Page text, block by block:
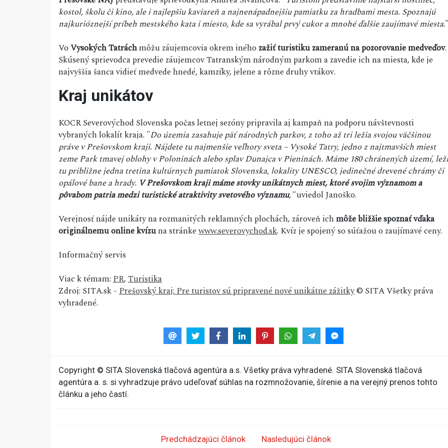
kostol, školu či kino, ale i najlepšiu kaviareň a najnenápadnejšiu pamiatku za hradbami mesta. Spoznajú
najkurióznejší príbeh mestského kata i miesto, kde sa vyrábal prvý cukor a mnohé ďalšie zaujímavé miesta."
VoVysokých Tatráchmôžu záujemcovia okrem iného zažiť turistiku zameranú na pozorovanie medveďov.
Skúsený sprievodca prevedie záujemcov Tatranským národným parkom a zavedie ich na miesta, kde je
najvyššia šanca vidieť medvede hnedé, kamzíky, jelene a rôzne druhy vtákov.
Kraj unikátov
KOCR Severovýchod Slovenska počas letnej sezóny pripravila aj kampaň na podporu návštevnosti
vybraných lokalít kraja. "Do územia zasahuje päť národných parkov, z toho až tri ležia svojou väčšinou
práve v Prešovskom kraji. Nájdete tu najmenšie veľhory sveta – Vysoké Tatry, jedno z najtmavších miest
zeme Park tmavej oblohy v Poloninách alebo splav Dunajca v Pieninách. Máme 180 chránených území, leží
tu približne jedna tretina kultúrnych pamiatok Slovenska, lokality UNESCO, jedinečné drevené chrámy či
opálové bane a hrady. V Prešovskom kraji máme stovky unikátnych miest, ktoré svojim významom a
pôvabom patria medzi turistické atraktivity svetového významu,"uviedol Janoško.
Verejnosť nájde unikáty na rozmanitých reklamných plochách, zároveň ichmôže bližšie spoznať vďaka
originálnemu online kvízuna stránkewww.severovychod.sk. Kvíz je spojený so súťažou o zaujímavé ceny.
Informačný servis
Viac k témam:PR,Turistika
Zdroj: SITA.sk -Prešovský kraj: Pre turistov sú pripravené nové unikátne zážitky© SITA Všetky práva
vyhradené.
Copyright © SITA Slovenská tlačová agentúra a.s. Všetky práva vyhradené. SITA Slovenská tlačová
agentúra a. s. si vyhradzuje právo udeľovať súhlas na rozmnožovanie, šírenie a na verejný prenos tohto
článku a jeho častí.
Predchádzajúci článok Nasledujúci článok